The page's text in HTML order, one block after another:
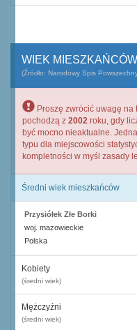
WIEK
(Źródło: Narodowy Spis
Proszę zwrócić uwagę
pochodzą z 2002 roku, gdy
być mocno nieaktualne.
typu dla miejscowości
kompletności w myśl zasady
Średni wiek mieszkańców
Przysiółek Złe Borki
woj. mazowieckie
Polska
Kobiety
(średni wiek)
Mężczyźni
(średni wiek)